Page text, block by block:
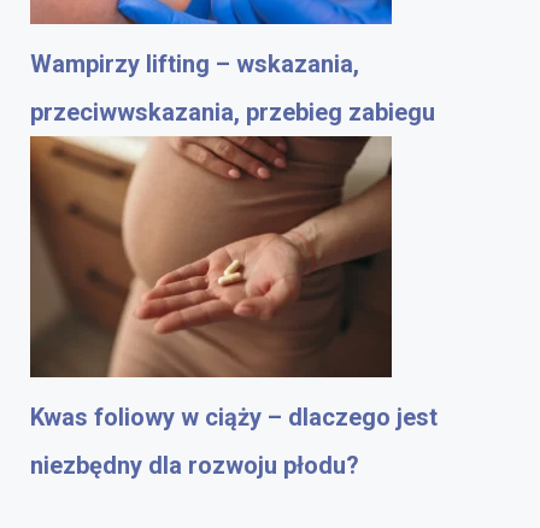
Wampirzy lifting – wskazania,
przeciwwskazania, przebieg zabiegu
Kwas foliowy w ciąży – dlaczego jest
niezbędny dla rozwoju płodu?